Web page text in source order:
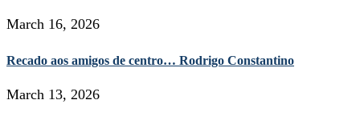
March 16, 2026
Recado aos amigos de centro… Rodrigo Constantino
March 13, 2026